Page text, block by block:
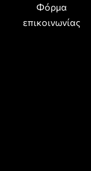
Φόρμα
επικοινωνίας